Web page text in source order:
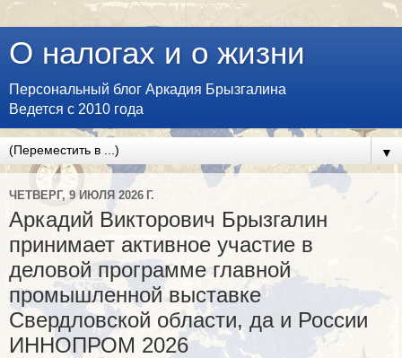
О налогах и о жизни
Персональный блог Аркадия Брызгалина
Ведется с 2010 года
▼
ЧЕТВЕРГ, 9 ИЮЛЯ 2026 Г.
Аркадий Викторович Брызгалин
принимает активное участие в
деловой программе главной
промышленной выставке
Свердловской области, да и России
ИННОПРОМ 2026